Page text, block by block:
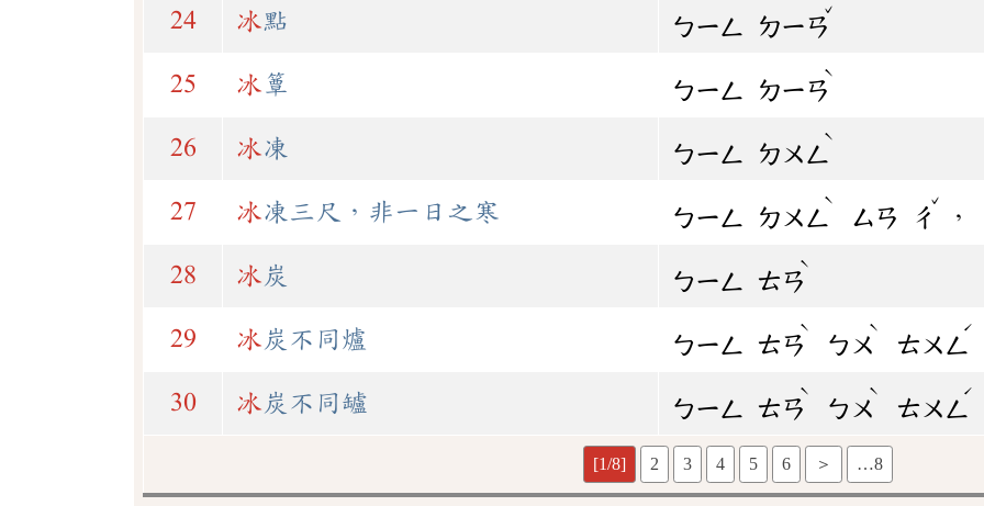
24 冰點 ㄅㄧㄥ ㄉㄧㄢ
ˇ
25 冰簟 ㄅㄧㄥ ㄉㄧㄢ
ˋ
26 冰凍 ㄅㄧㄥ ㄉㄨㄥ
ˋ
27 冰凍三尺，非一日之寒 ㄅㄧㄥ ㄉㄨㄥ
ˋ
ㄙㄢ ㄔ
ˇ
，
28 冰 炭 ㄅㄧㄥ ㄊㄢ
ˋ
29 冰 炭不同爐 ㄅㄧㄥ ㄊㄢ
ˋ
ㄅㄨ
ˋ
ㄊㄨㄥ
ˊ
30 冰 炭不同罏 ㄅㄧㄥ ㄊㄢ
ˋ
ㄅㄨ
ˋ
ㄊㄨㄥ
ˊ
[1/8] 2 3 4 5 6 ＞ …8